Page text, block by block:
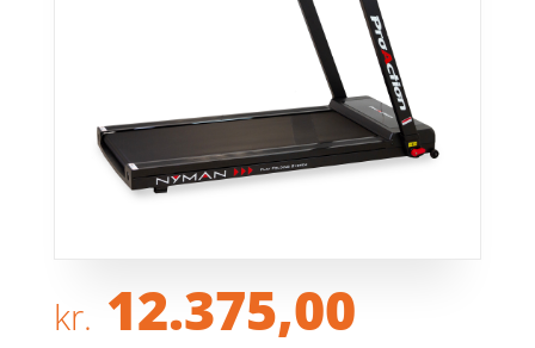
kr. 12.375,00